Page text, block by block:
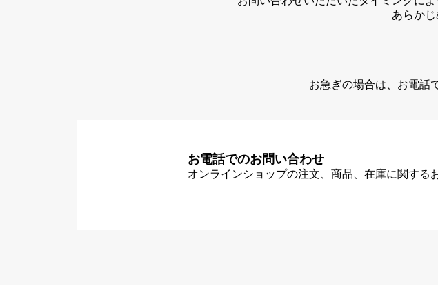
あらかじ
お急ぎの場合は、お電話
お電話でのお問い合わせ
オンラインショップの注文、商品、在庫に関する